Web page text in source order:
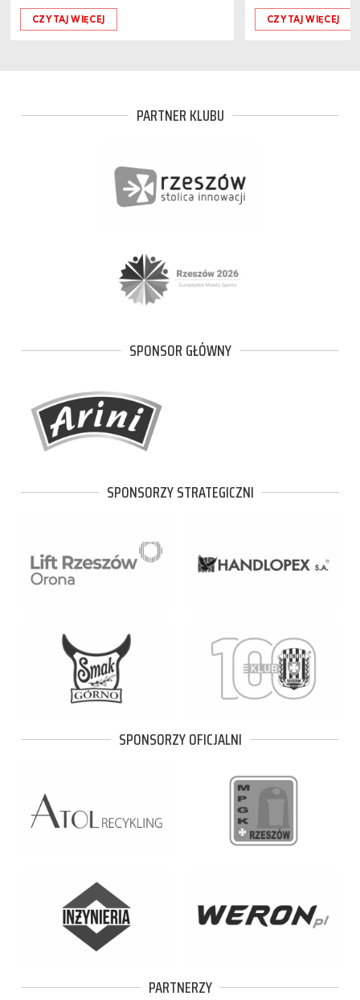
CZYTAJ WIĘCEJ CZYTAJ WIĘCEJ
PARTNER KLUBU
SPONSOR GŁÓWNY
SPONSORZY STRATEGICZNI
SPONSORZY OFICJALNI
PARTNERZY